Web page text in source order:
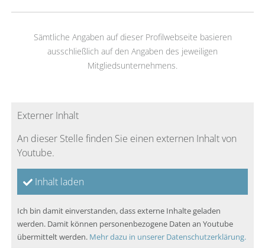
Sämtliche Angaben auf dieser Profilwebseite basieren
ausschließlich auf den Angaben des jeweiligen
Mitgliedsunternehmens.
Externer Inhalt
An dieser Stelle finden Sie einen externen Inhalt von
Youtube.
Inhalt laden
Ich bin damit einverstanden, dass externe Inhalte geladen
werden. Damit können personenbezogene Daten an Youtube
übermittelt werden. Mehr dazu in unserer Datenschutzerklärung.